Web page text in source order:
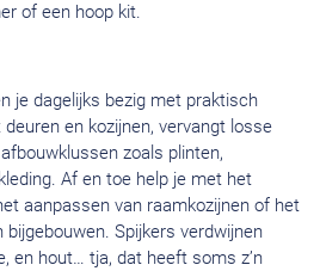
of een hoop kit.
je dagelijks bezig met praktisch
en kozijnen, vervangt losse
zoals plinten,
Af en toe help je met het
aanpassen van raamkozijnen of het
Spijkers verdwijnen
en hout… tja, dat heeft soms z’n